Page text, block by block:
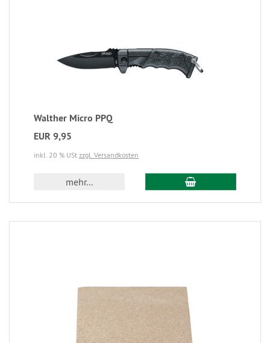
Walther Micro PPQ
EUR 9,95
inkl. 20 % USt zzgl. Versandkosten
mehr...